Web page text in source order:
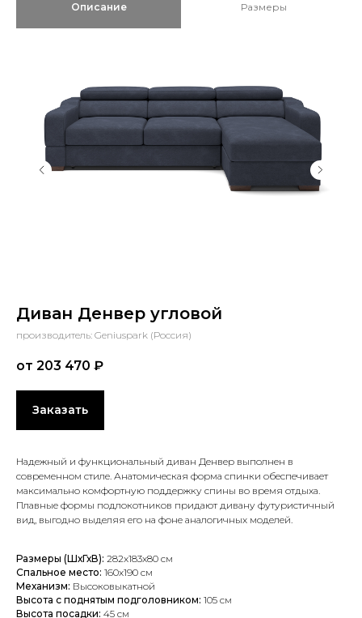
Описание Размеры
Диван Денвер угловой
производитель: Geniuspark (Россия)
от 203 470 ₽
Заказать
Надежный и функциональный диван Денвер выполнен в
современном стиле. Анатомическая форма спинки обеспечивает
максимально комфортную поддержку спины во время отдыха.
Плавные формы подлокотников придают дивану футуристичный
вид, выгодно выделяя его на фоне аналогичных моделей.
Размеры (ШхГхВ): 282x183x80 см
Спальное место: 160x190 см
Механизм: Высоковыкатной
Высота с поднятым подголовником: 105 см
Высота посадки: 45 см